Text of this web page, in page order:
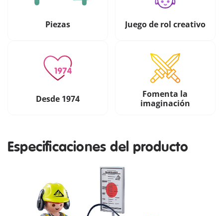
Piezas Juego de rol creativo
Desde 1974
Fomenta la
imaginación
Especificaciones del producto